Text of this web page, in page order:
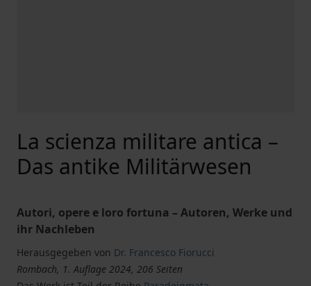
La scienza militare antica –
Das antike Militärwesen
Autori, opere e loro fortuna – Autoren, Werke und
ihr Nachleben
Herausgegeben von Dr. Francesco Fiorucci
Rombach, 1. Auflage 2024, 206 Seiten